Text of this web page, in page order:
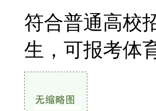
符合普通高校
生，可报考体